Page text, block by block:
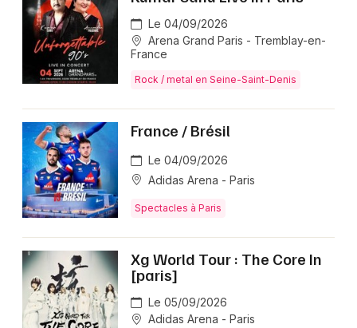
Le 04/09/2026
Arena Grand Paris - Tremblay-en-
France
Rock / metal en Seine-Saint-Denis
France / Brésil
Le 04/09/2026
Adidas Arena - Paris
Spectacles à Paris
Xg World Tour : The Core In
[paris]
Le 05/09/2026
Adidas Arena - Paris